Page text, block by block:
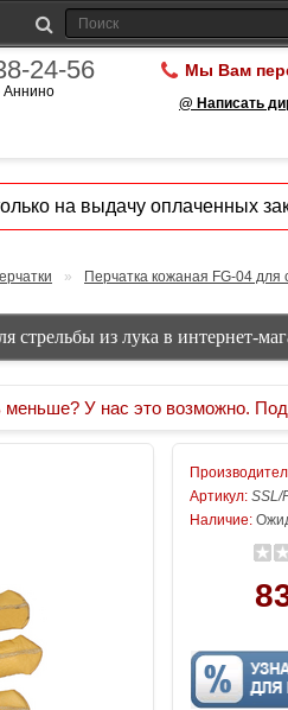
24-56
Аннино
Мы Вам
@ Написать
на выдачу оплаченных
» Перчатка кожаная FG-04 для
стрельбы из лука в интернет-
У нас это возможно.
Артикул: SSL/
Наличие: